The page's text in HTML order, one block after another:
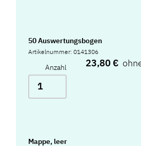
50 Auswertungsbogen
Artikelnummer: 0141306
Anzahl 23,80 €
Mappe, leer